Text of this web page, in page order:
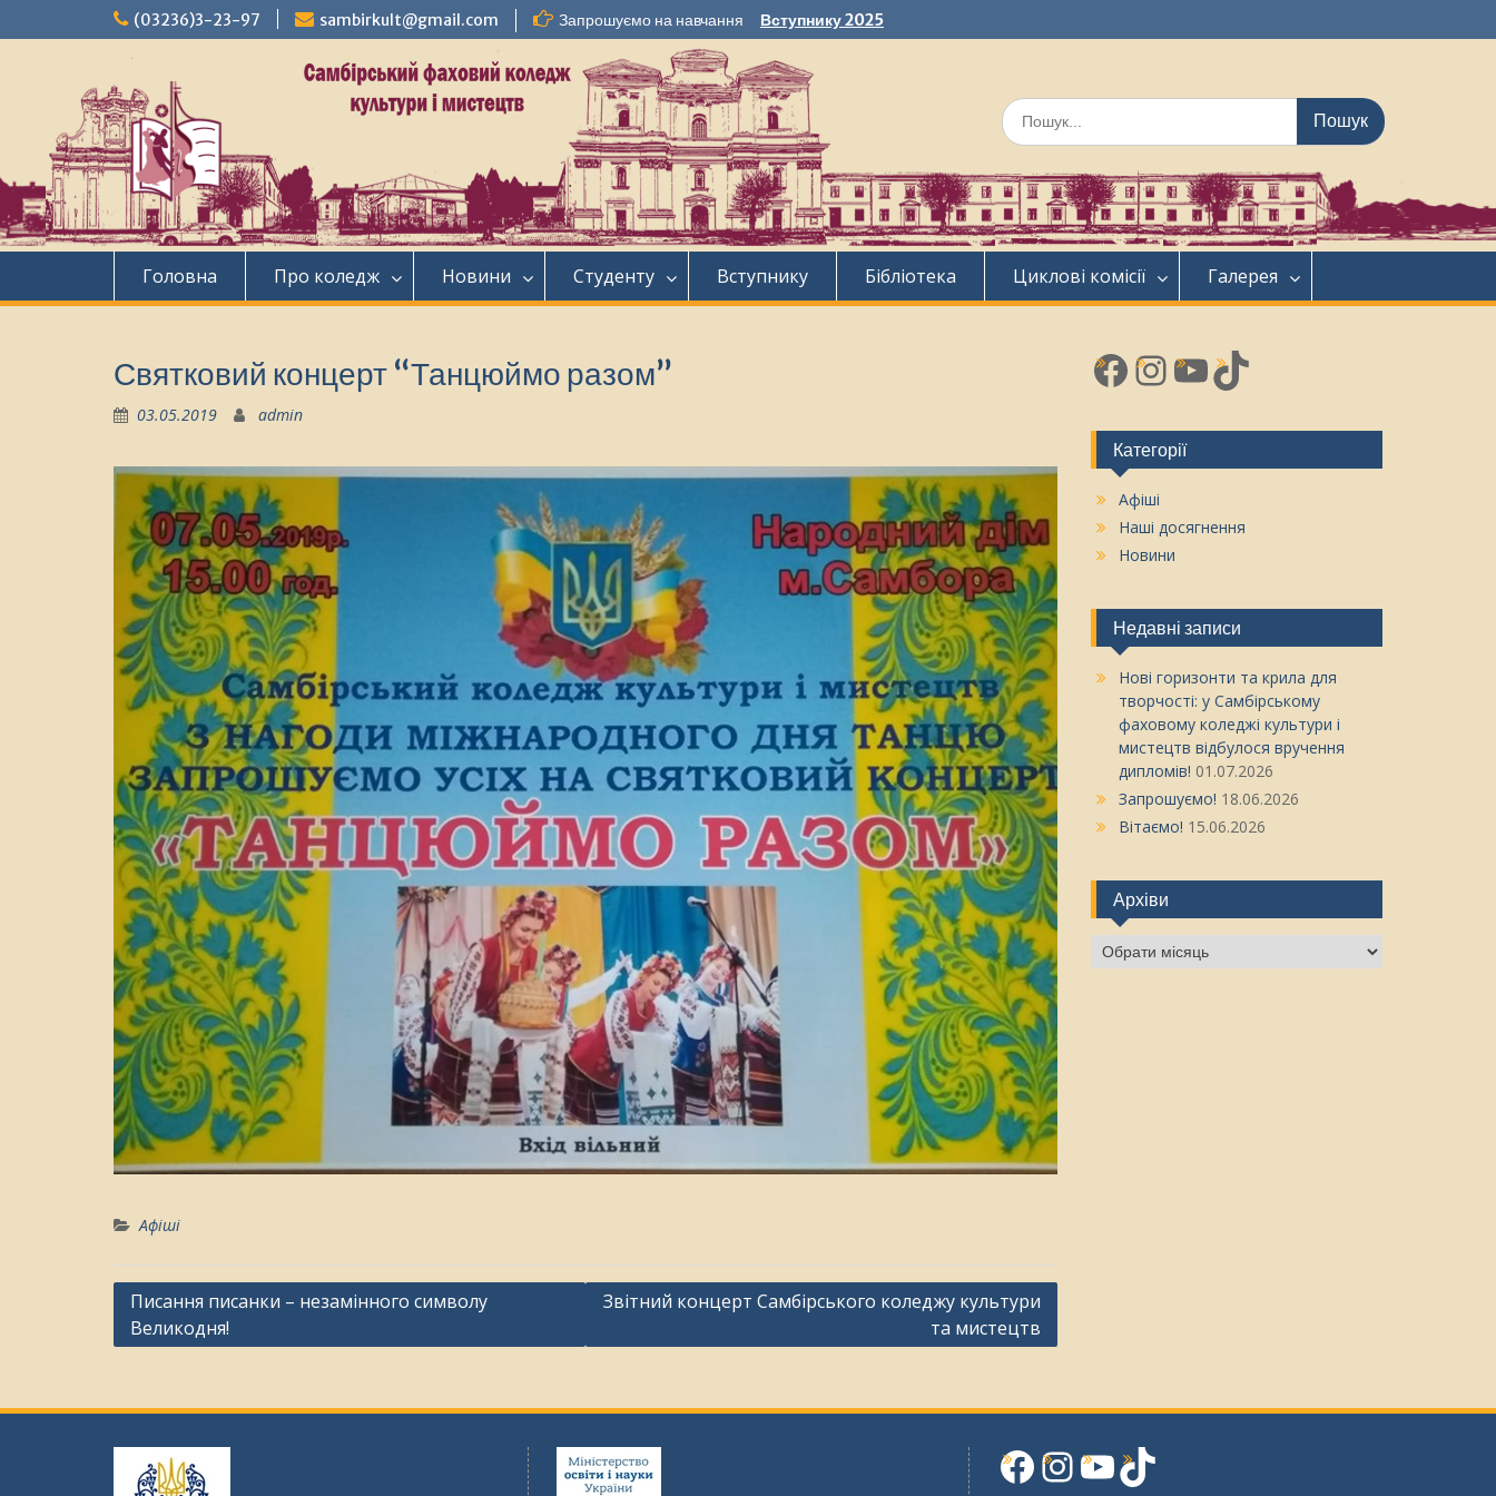
до
(03236)3-23-97 sambirkult@gmail.com Запрошуємо на навчання Вступнику 2025
Шукати:
Головна Про коледж Новини Студенту Вступнику Бібліотека Циклові комісії Галерея
Святковий концерт “Танцюймо разом”
03.05.2019 admin
Афіші
Навігація
записів
Писання писанки – незамінного символу
Великодня!
Звітний концерт Самбірського коледжу культури
та мистецтв
Facebook
Instagram
YouTube
TikTok
Категорії
Афіші
Наші досягнення
Новини
Недавні записи
Нові горизонти та крила для
творчості: у Самбірському
фаховому коледжі культури і
мистецтв відбулося вручення
дипломів! 01.07.2026
Запрошуємо! 18.06.2026
Вітаємо! 15.06.2026
Архіви
Архіви
Facebook
Instagram
YouTube
TikTok